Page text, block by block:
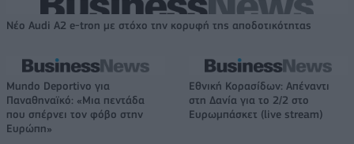
Νέο Audi A2 e-tron με στόχο την κορυφή της αποδοτικότητας
Mundo Deportivo για
Παναθηναϊκό: «Μια πεντάδα
που σπέρνει τον φόβο στην
Ευρώπη»
Εθνική Κορασίδων: Απέναντι
στη Δανία για το 2/2 στο
Ευρωμπάσκετ (live stream)